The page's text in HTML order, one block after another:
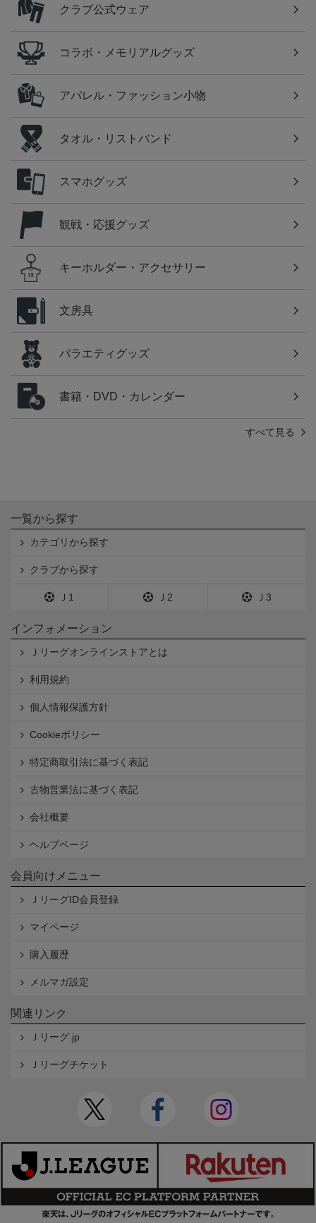
クラブ公式ウェア
コラボ・メモリアルグッズ
アパレル・ファッション小物
タオル・リストバンド
スマホグッズ
観戦・応援グッズ
キーホルダー・アクセサリー
文房具
バラエティグッズ
書籍・DVD・カレンダー
すべて見る
一覧から探す
カテゴリから探す
クラブから探す
Ｊ1 Ｊ2 Ｊ3
インフォメーション
Ｊリーグオンラインストアとは
利用規約
個人情報保護方針
Cookieポリシー
特定商取引法に基づく表記
古物営業法に基づく表記
会社概要
ヘルプページ
会員向けメニュー
ＪリーグID会員登録
マイページ
購入履歴
メルマガ設定
関連リンク
Ｊリーグ.jp
Ｊリーグチケット